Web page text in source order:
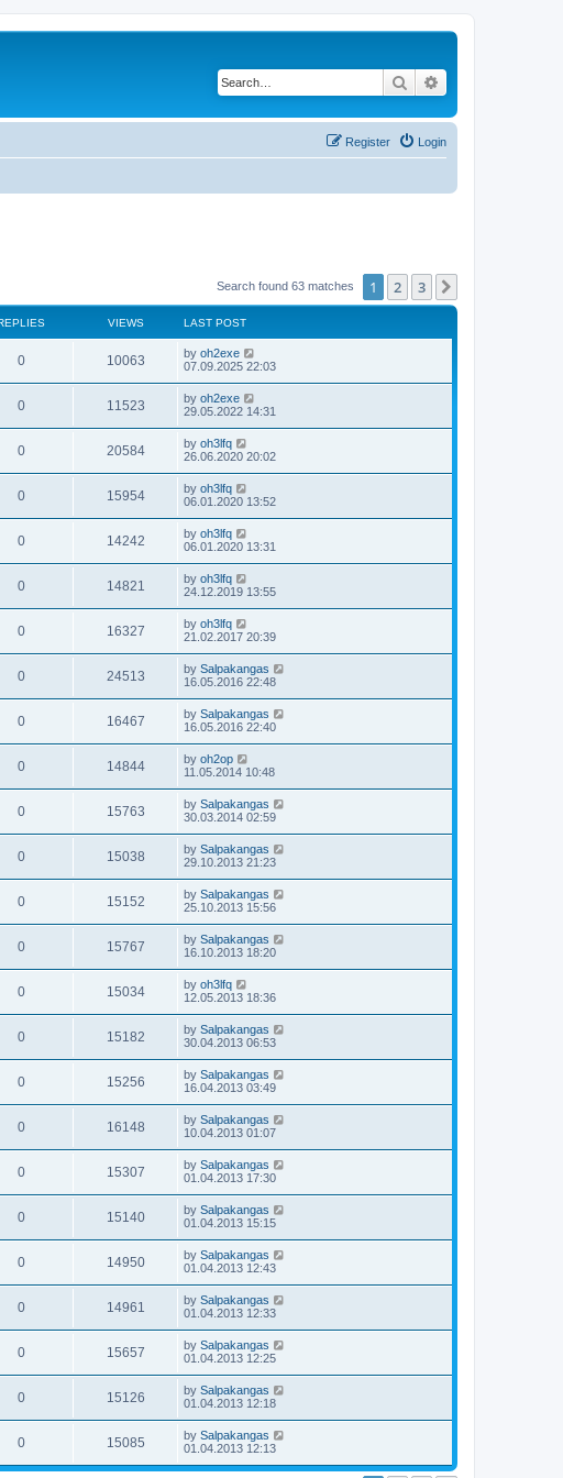
Search
Login
Register
Search found 63 matches 1 2 3
VIEWS LAST POST
0 10063 by oh2exe
07.09.2025 22:03
0 11523 by oh2exe
29.05.2022 14:31
0 20584 by oh3lfq
26.06.2020 20:02
0 15954 by oh3lfq
06.01.2020 13:52
0 14242 by oh3lfq
06.01.2020 13:31
0 14821 by oh3lfq
24.12.2019 13:55
0 16327 by oh3lfq
21.02.2017 20:39
0 24513 by Salpakangas
16.05.2016 22:48
0 16467 by Salpakangas
16.05.2016 22:40
0 14844 by oh2op
11.05.2014 10:48
0 15763 by Salpakangas
30.03.2014 02:59
0 15038 by Salpakangas
29.10.2013 21:23
0 15152 by Salpakangas
25.10.2013 15:56
0 15767 by Salpakangas
16.10.2013 18:20
0 15034 by oh3lfq
12.05.2013 18:36
0 15182 by Salpakangas
30.04.2013 06:53
0 15256 by Salpakangas
16.04.2013 03:49
0 16148 by Salpakangas
10.04.2013 01:07
0 15307 by Salpakangas
01.04.2013 17:30
0 15140 by Salpakangas
01.04.2013 15:15
0 14950 by Salpakangas
01.04.2013 12:43
0 14961 by Salpakangas
01.04.2013 12:33
0 15657 by Salpakangas
01.04.2013 12:25
0 15126 by Salpakangas
01.04.2013 12:18
0 15085 by Salpakangas
01.04.2013 12:13